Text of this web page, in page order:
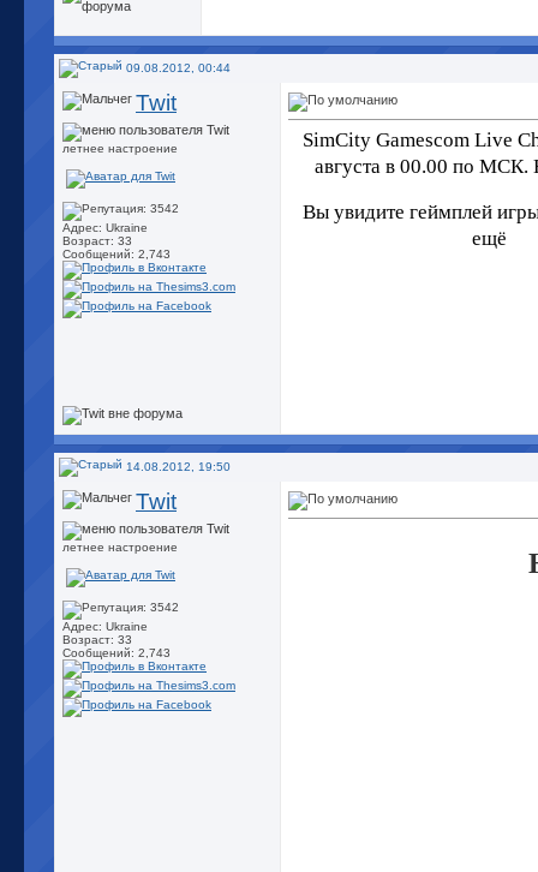
09.08.2012, 00:44
Twit
летнее настроение
Адрес: Ukraine
Возраст: 33
Сообщений: 2,743
SimCity Gamescom Live
августа в 00.00 по МСК.
Вы увидите геймплей
ещё
14.08.2012, 19:50
Twit
летнее настроение
Адрес: Ukraine
Возраст: 33
Сообщений: 2,743